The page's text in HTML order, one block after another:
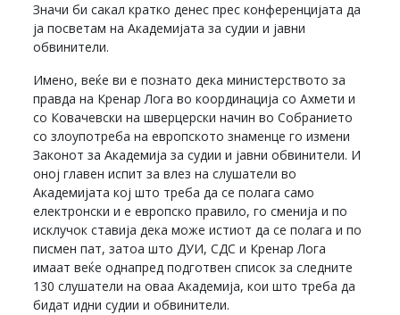
Значи би сакал кратко денес прес конференцијата да
ја посветам на Академијата за судии и јавни
обвинители.
Имено, веќе ви е познато дека министерството за
правда на Кренар Лога во координација со Ахмети и
со Ковачевски на шверцерски начин во Собранието
со злоупотреба на европското знаменце го измени
Законот за Академија за судии и јавни обвинители. И
оној главен испит за влез на слушатели во
Академијата кој што треба да се полага само
електронски и е европско правило, го сменија и по
исклучок ставија дека може истиот да се полага и по
писмен пат, затоа што ДУИ, СДС и Кренар Лога
имаат веќе однапред подготвен список за следните
130 слушатели на оваа Академија, кои што треба да
бидат идни судии и обвинители.